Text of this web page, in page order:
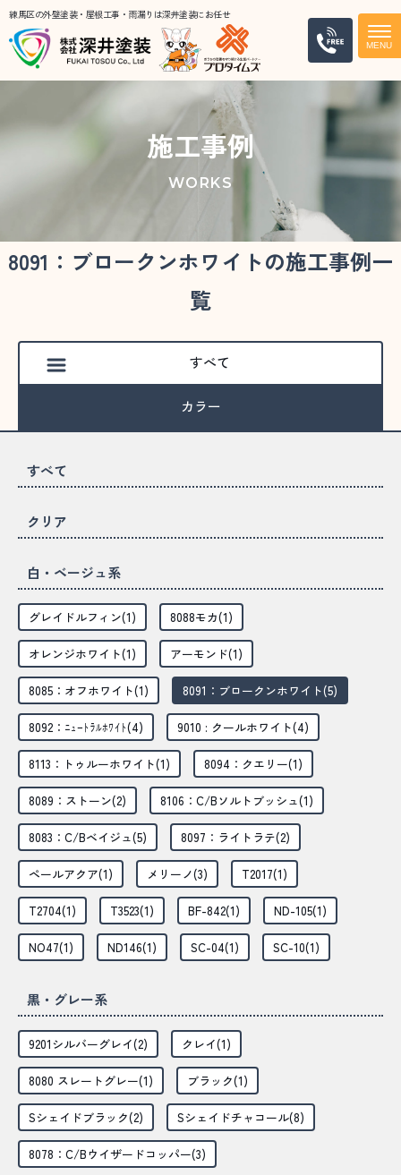
練馬区の外壁塗装・屋根工事・雨漏りは深井塗装にお任せ
電話
施工事例
WORKS
8091：ブロークンホワイトの施工事例一
覧
すべて
カラー
すべて
クリア
白・ベージュ系
グレイドルフィン(1) 8088モカ(1)
オレンジホワイト(1) アーモンド(1)
8085：オフホワイト(1) 8091：ブロークンホワイト(5)
8092：ﾆｭｰﾄﾗﾙﾎﾜｲﾄ(4) 9010 : クールホワイト(4)
8113：トゥルーホワイト(1) 8094：クエリー(1)
8089：ストーン(2) 8106：C/Bソルトブッシュ(1)
8083：C/Bベイジュ(5) 8097：ライトラテ(2)
ペールアクア(1) メリーノ(3) T2017(1)
T2704(1) T3523(1) BF-842(1) ND-105(1)
NO47(1) ND146(1) SC-04(1) SC-10(1)
黒・グレー系
9201シルバーグレイ(2) クレイ(1)
8080 スレートグレー(1) ブラック(1)
Sシェイドブラック(2) Sシェイドチャコール(8)
8078：C/Bウイザードコッパー(3)